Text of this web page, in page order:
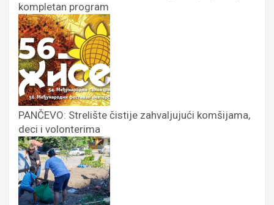
kompletan program
PANČEVO: Strelište čistije zahvaljujući komšijama,
deci i volonterima